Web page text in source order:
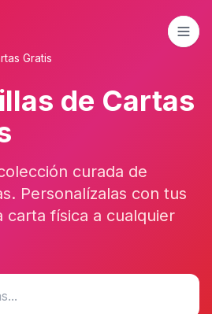
Gratis
de Cartas
curada de
Personalízalas con tus
carta física a cualquier